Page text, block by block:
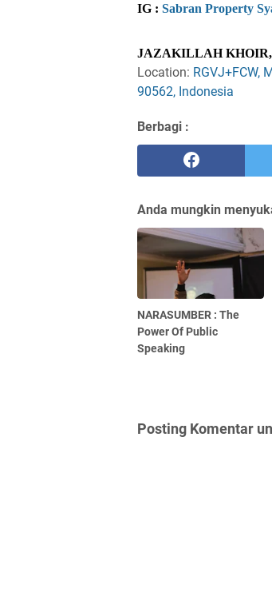
IG : Sabran Property
JAZAKILLAH
Location: RGVJ+FCW,
90562, Indonesia
Berbagi :
Anda mungkin
NARASUMBER : The
Power Of Public
Speaking
Posting Komentar